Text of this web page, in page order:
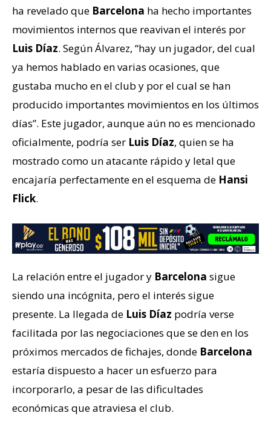
ha revelado que Barcelona ha hecho importantes
movimientos internos que reavivan el interés por
Luis Díaz. Según Álvarez, “hay un jugador, del cual
ya hemos hablado en varias ocasiones, que
gustaba mucho en el club y por el cual se han
producido importantes movimientos en los últimos
días”. Este jugador, aunque aún no es mencionado
oficialmente, podría ser Luis Díaz, quien se ha
mostrado como un atacante rápido y letal que
encajaría perfectamente en el esquema de Hansi
Flick.
La relación entre el jugador y Barcelona sigue
siendo una incógnita, pero el interés sigue
presente. La llegada de Luis Díaz podría verse
facilitada por las negociaciones que se den en los
próximos mercados de fichajes, donde Barcelona
estaría dispuesto a hacer un esfuerzo para
incorporarlo, a pesar de las dificultades
económicas que atraviesa el club.